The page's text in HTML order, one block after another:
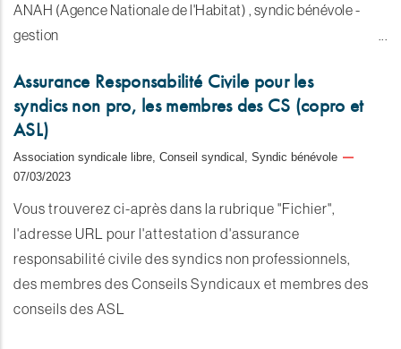
ANAH (Agence Nationale de l'Habitat) , syndic bénévole -
gestion
Assurance Responsabilité Civile pour les
syndics non pro, les membres des CS (copro et
ASL)
Association syndicale libre, Conseil syndical, Syndic bénévole
07/03/2023
Vous trouverez ci-après dans la rubrique "Fichier",
l'adresse URL pour l'attestation d'assurance
responsabilité civile des syndics non professionnels,
des membres des Conseils Syndicaux et membres des
conseils des ASL